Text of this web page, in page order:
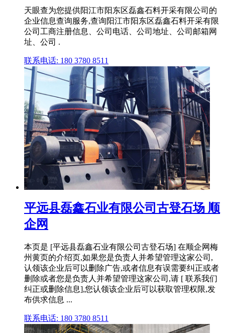
天眼查为您提供阳江市阳东区磊鑫石料开采有限公司的
企业信息查询服务,查询阳江市阳东区磊鑫石料开采有限
公司工商注册信息、公司电话、公司地址、公司邮箱网
址、公司 .
联系电话: 180 3780 8511
平远县磊鑫石业有限公司古登石场 顺
企网
本页是 [平远县磊鑫石业有限公司古登石场] 在顺企网梅
州黄页的介绍页,如果您是负责人并希望管理这家公司,
认领该企业后可以删除广告,或者信息有误需要纠正或者
删除或者您是负责人并希望管理这家公司,请 [ 联系我们
纠正或删除信息],您认领该企业后可以获取管理权限,发
布供求信息 ...
联系电话: 180 3780 8511